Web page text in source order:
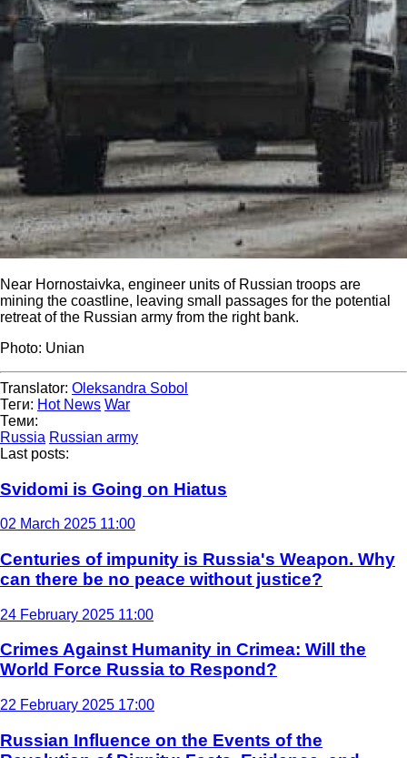
Near Hornostaivka, engineer units of Russian troops are
mining the coastline, leaving small passages for the potential
retreat of the Russian army from the right bank.
Photo: Unian
Translator: Oleksandra Sobol
Теги: Hot News War
Теми:
Russia Russian army
Last posts:
Svidomi is Going on Hiatus
02 March 2025 11:00
Centuries of impunity is Russia's Weapon. Why
can there be no peace without justice?
24 February 2025 11:00
Crimes Against Humanity in Crimea: Will the
World Force Russia to Respond?
22 February 2025 17:00
Russian Influence on the Events of the